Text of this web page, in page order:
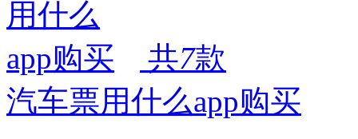
共7款
汽车票用什么app购买